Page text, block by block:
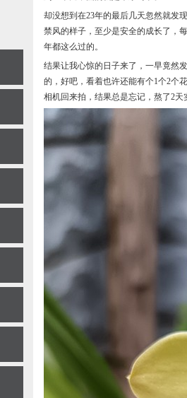
却没想到在23年的最后几天忽然就发
禁风的样子，至少是安全的成长了，
年都这么过的。
结果让我心惊的日子来了，一早竟然
的，好吧，看着也许还能有个1个2个
相机回来拍，结果总是忘记，熬了2